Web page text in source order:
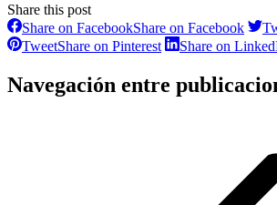
Share this post
Share on FacebookShare on Facebook
TweetShare on Pinterest Share on
Navegación entre